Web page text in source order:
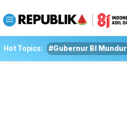
Hot Topics: #Gubernur BI Mundur